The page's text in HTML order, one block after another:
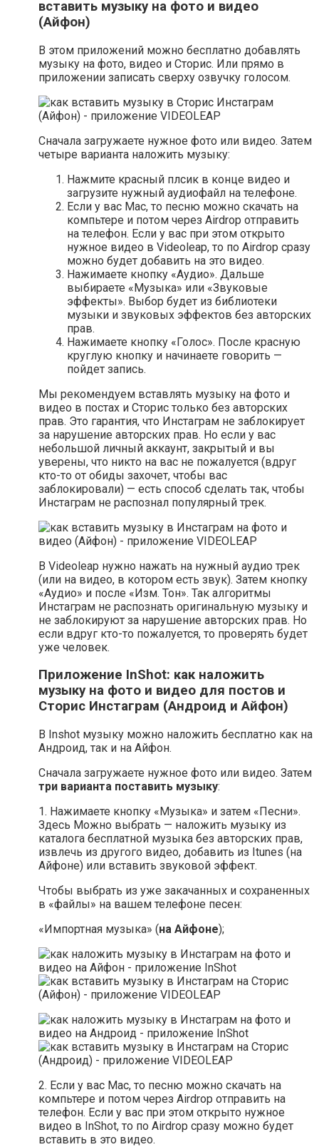
вставить музыку на фото и видео
(Айфон)
В этом приложений можно бесплатно добавлять
музыку на фото, видео и Сторис. Или прямо в
приложении записать сверху озвучку голосом.
Сначала загружаете нужное фото или видео. Затем
четыре варианта наложить музыку:
Нажмите красный плсик в конце видео и
загрузите нужный аудиофайл на телефоне.
Если у вас Mac, то песню можно скачать на
компьтере и потом через Airdrop отправить
на телефон. Если у вас при этом открыто
нужное видео в Videoleap, то по Airdrop сразу
можно будет добавить на это видео.
Нажимаете кнопку «Аудио». Дальше
выбираете «Музыка» или «Звуковые
эффекты». Выбор будет из библиотеки
музыки и звуковых эффектов без авторских
прав.
Нажимаете кнопку «Голос». После красную
круглую кнопку и начинаете говорить —
пойдет запись.
Мы рекомендуем вставлять музыку на фото и
видео в постах и Сторис только без авторских
прав. Это гарантия, что Инстаграм не заблокирует
за нарушение авторских прав. Но если у вас
небольшой личный аккаунт, закрытый и вы
уверены, что никто на вас не пожалуется (вдруг
кто-то от обиды захочет, чтобы вас
заблокировали) — есть способ сделать так, чтобы
Инстаграм не распознал популярный трек.
В Videoleap нужно нажать на нужный аудио трек
(или на видео, в котором есть звук). Затем кнопку
«Аудио» и после «Изм. Тон». Так алгоритмы
Инстаграм не распознать оригинальную музыку и
не заблокируют за нарушение авторских прав. Но
если вдруг кто-то пожалуется, то проверять будет
уже человек.
Приложение InShot: как наложить
музыку на фото и видео для постов и
Сторис Инстаграм (Андроид и Айфон)
В Inshot музыку можно наложить бесплатно как на
Андроид, так и на Айфон.
Сначала загружаете нужное фото или видео. Затем
три варианта поставить музыку:
1. Нажимаете кнопку «Музыка» и затем «Песни».
Здесь Можно выбрать — наложить музыку из
каталога бесплатной музыка без авторских прав,
извлечь из другого видео, добавить из Itunes (на
Айфоне) или вставить звуковой эффект.
Чтобы выбрать из уже закачанных и сохраненных
в «файлы» на вашем телефоне песен:
«Импортная музыка» (на Айфоне);
2. Если у вас Mac, то песню можно скачать на
компьтере и потом через Airdrop отправить на
телефон. Если у вас при этом открыто нужное
видео в InShot, то по Airdrop сразу можно будет
вставить в это видео.